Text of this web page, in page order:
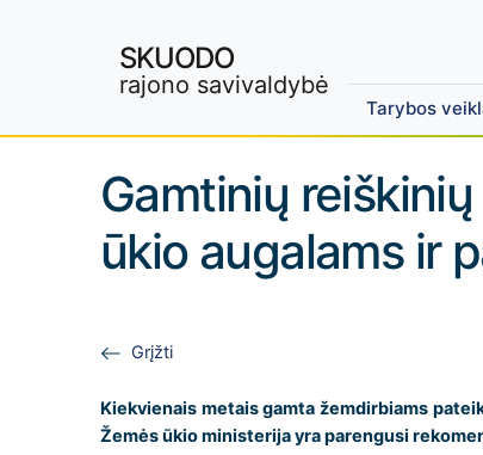
SKUODO
rajono savivaldybė
Tarybos
Gamtinių
ūkio augalams ir
Grįžti
Kiekvienais metais gamta žemdirbiams
Žemės ūkio ministerija yra parengusi